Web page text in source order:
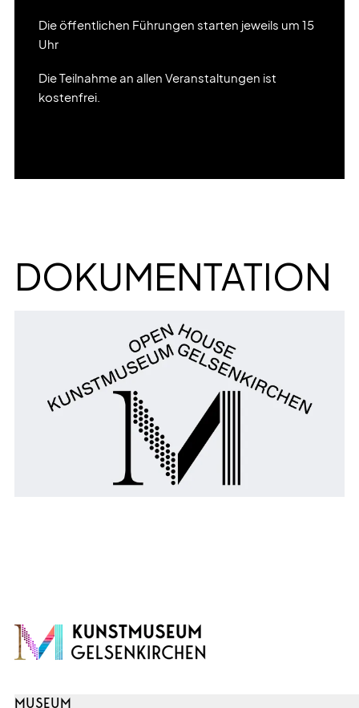
Die öffentlichen Führungen starten jeweils um 15
Uhr
Die Teilnahme an allen Veranstaltungen ist
kostenfrei.
DOKUMENTATION
MUSEUM